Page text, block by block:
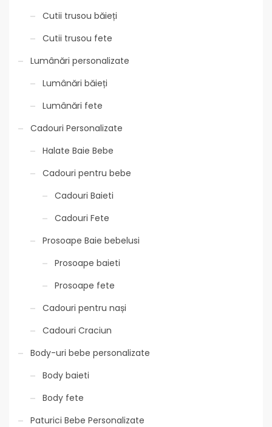
Cutii trusou băieți
Cutii trusou fete
Lumânări personalizate
Lumânări băieți
Lumânări fete
Cadouri Personalizate
Halate Baie Bebe
Cadouri pentru bebe
Cadouri Baieti
Cadouri Fete
Prosoape Baie bebelusi
Prosoape baieti
Prosoape fete
Cadouri pentru nași
Cadouri Craciun
Body-uri bebe personalizate
Body baieti
Body fete
Paturici Bebe Personalizate